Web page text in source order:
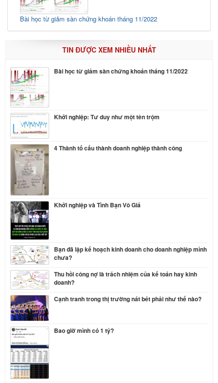
Bài học từ giảm sàn chứng khoán tháng 11/2022
TIN ĐƯỢC XEM NHIỀU NHẤT
Bài học từ giảm sàn chứng khoán tháng 11/2022
Khởi nghiệp: Tư duy như một tên trộm
4 Thành tố cấu thành doanh nghiệp thành công
Khởi nghiệp và Tình Bạn Vô Giá
Bạn đã lập kế hoạch kinh doanh cho doanh nghiệp mình
chưa?
Thu hồi công nợ là trách nhiệm của kế toán hay kinh
doanh?
Cạnh tranh trong thị trường nát bét phải như thế nào?
Bao giờ mình có 1 tỷ?